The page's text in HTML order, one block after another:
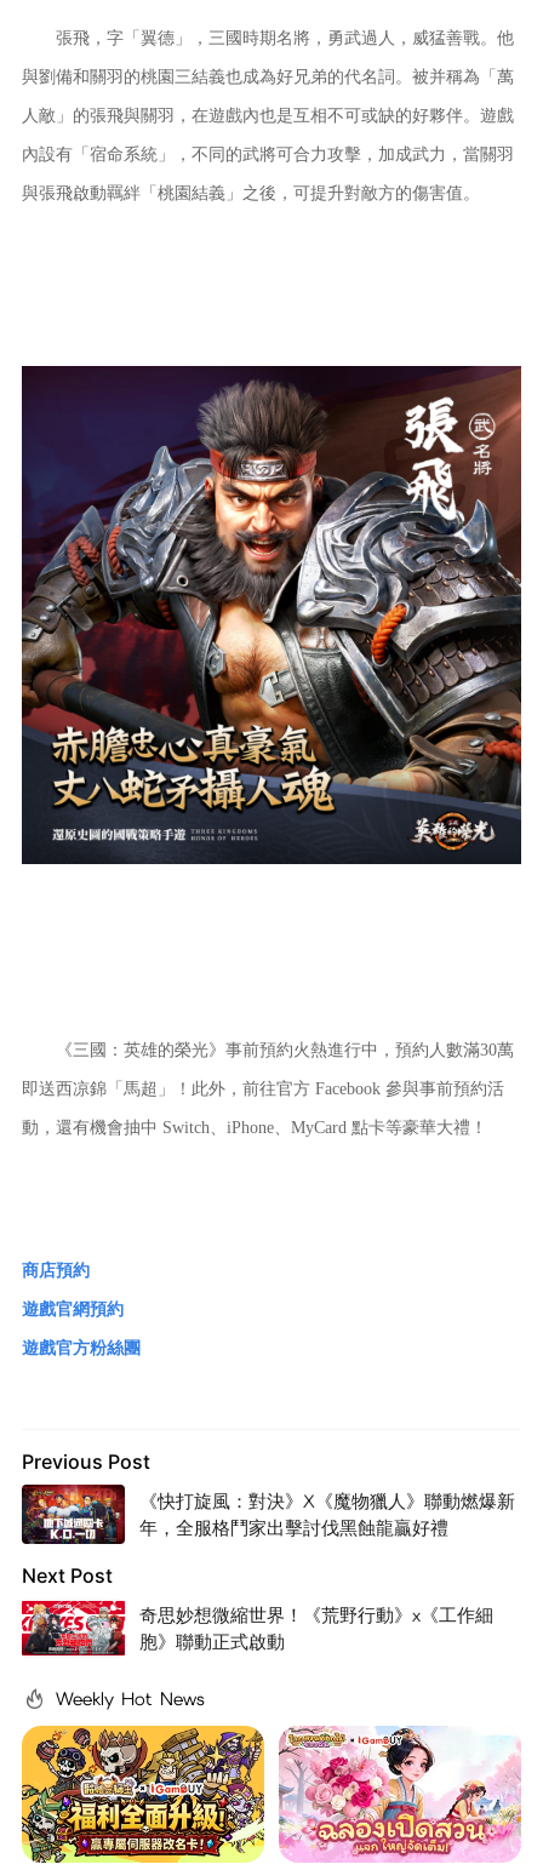
張飛，字「翼德」，三國時期名將，勇武過人，威猛善戰。他
與劉備和關羽的桃園三結義也成為好兄弟的代名詞。被并稱為「萬
人敵」的張飛與關羽，在遊戲內也是互相不可或缺的好夥伴。遊戲
內設有「宿命系統」，不同的武將可合力攻擊，加成武力，當關羽
與張飛啟動羈絆「桃園結義」之後，可提升對敵方的傷害值。
《三國：英雄的榮光》事前預約火熱進行中，預約人數滿30萬
即送西凉錦「馬超」！此外，前往官方 Facebook 參與事前預約活
動，還有機會抽中 Switch、iPhone、MyCard 點卡等豪華大禮！
商店預約
遊戲官網預約
遊戲官方粉絲團
Previous Post
《快打旋風：對決》X《魔物獵人》聯動燃爆新
年，全服格鬥家出擊討伐黑蝕龍贏好禮
Next Post
奇思妙想微縮世界！《荒野行動》x《工作細
胞》聯動正式啟動
Weekly Hot News